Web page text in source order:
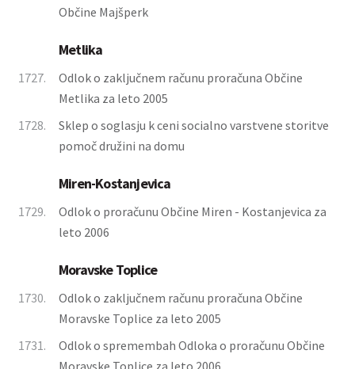
Občine Majšperk
Metlika
1727.
Odlok o zaključnem računu proračuna Občine
Metlika za leto 2005
1728.
Sklep o soglasju k ceni socialno varstvene storitve
pomoč družini na domu
Miren-Kostanjevica
1729.
Odlok o proračunu Občine Miren - Kostanjevica za
leto 2006
Moravske Toplice
1730.
Odlok o zaključnem računu proračuna Občine
Moravske Toplice za leto 2005
1731.
Odlok o spremembah Odloka o proračunu Občine
Moravske Toplice za leto 2006